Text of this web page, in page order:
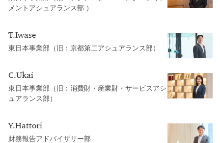
メントアシュアランス部 ）
T.Iwase
東日本事業部（旧：京都第二アシュアランス部）
C.Ukai
東日本事業部（旧：消費財・産業財・サービスアシ
ュアランス部）
Y.Hattori
財務報告アドバイザリー部